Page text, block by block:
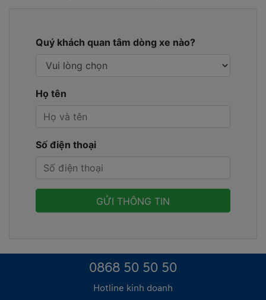
Quý khách quan tâm dòng xe nào?
Họ tên
Số điện thoại
0868 50 50 50
Hotline kinh doanh